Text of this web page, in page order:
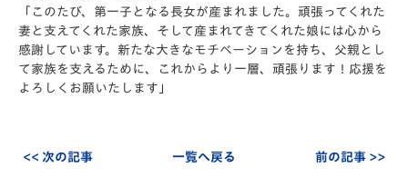
「このたび、第一子となる長女が産まれました。頑張ってくれた
妻と支えてくれた家族、そして産まれてきてくれた娘には心から
感謝しています。新たな大きなモチベーションを持ち、父親とし
て家族を支えるために、これからより一層、頑張ります！応援を
よろしくお願いたします」
<< 次の記事 一覧へ戻る 前の記事 >>